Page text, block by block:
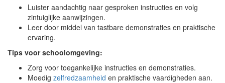
Luister aandachtig naar gesproken instructies en volg
zintuiglijke aanwijzingen.
Leer door middel van tastbare demonstraties en praktische
ervaring.
Tips voor schoolomgeving:
Zorg voor toegankelijke instructies en demonstraties.
Moedig zelfredzaamheid en praktische vaardigheden aan.